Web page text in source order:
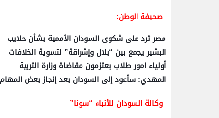
صحيفة الوطن:
مصر ترد على شكوى السودان الأممية بشأن حلايب
البشير يجمع بين “بلال وإشراقة” لتسوية الخلافات
أولياء امور طلاب يعتزمون مقاضاة وزارة التربية
المهدي: سأعود إلى السودان بعد إنجاز بعض المهام
وكالة السودان للأنباء “سونا”